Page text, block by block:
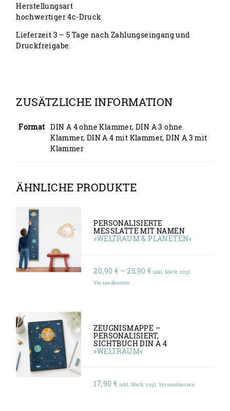
Herstellungsart
hochwertiger 4c-Druck
Lieferzeit 3 – 5 Tage nach Zahlungseingang und
Druckfreigabe.
ZUSÄTZLICHE INFORMATION
Format DIN A 4 ohne Klammer, DIN A 3 ohne
Klammer, DIN A 4 mit Klammer, DIN A 3 mit
Klammer
ÄHNLICHE PRODUKTE
PERSONALISIERTE
MESSLATTE MIT NAMEN
»WELTRAUM & PLANETEN«
20,90 € –25,90 €Preisspanne:
inkl. MwSt. zzgl.
Versandkosten
ZEUGNISMAPPE –
PERSONALISIERT,
SICHTBUCH DIN A 4
»WELTRAUM«
17,90 € inkl. MwSt. zzgl. Versandkosten